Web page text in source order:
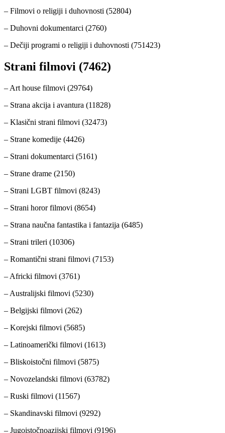
– Filmovi o religiji i duhovnosti (52804)
– Duhovni dokumentarci (2760)
– Dečiji programi o religiji i duhovnosti (751423)
Strani filmovi (7462)
– Art house filmovi (29764)
– Strana akcija i avantura (11828)
– Klasični strani filmovi (32473)
– Strane komedije (4426)
– Strani dokumentarci (5161)
– Strane drame (2150)
– Strani LGBT filmovi (8243)
– Strani horor filmovi (8654)
– Strana naučna fantastika i fantazija (6485)
– Strani trileri (10306)
– Romantični strani filmovi (7153)
– Africki filmovi (3761)
– Australijski filmovi (5230)
– Belgijski filmovi (262)
– Korejski filmovi (5685)
– Latinoamerički filmovi (1613)
– Bliskoistočni filmovi (5875)
– Novozelandski filmovi (63782)
– Ruski filmovi (11567)
– Skandinavski filmovi (9292)
– Jugoistočnoazijski filmovi (9196)